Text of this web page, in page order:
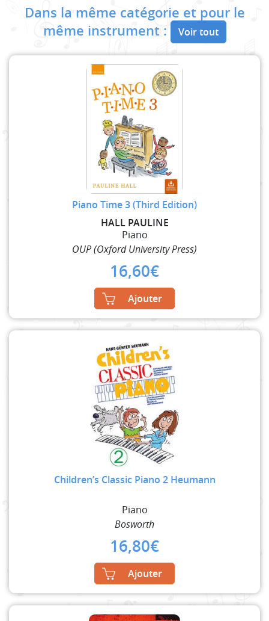
Dans la même catégorie et pour le
même instrument :
Voir tout
Piano Time 3 (Third Edition)
HALL PAULINE
Piano
OUP (Oxford University Press)
16,60€
Ajouter
Children’s Classic Piano 2 Heumann
Piano
Bosworth
16,80€
Ajouter